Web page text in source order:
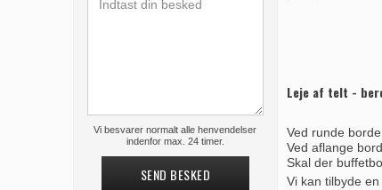
Vi besvarer normalt alle henvendelser
indenfor max. 24 timer.
SEND BESKED
Leje af telt -
Ved runde
Ved aflange
Skal der
Vi kan tilbyde